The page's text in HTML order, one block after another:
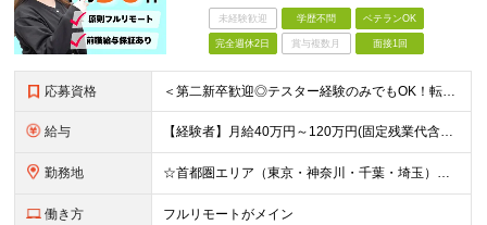
未経験歓迎 学歴不問 ベテランOK
完全週休2日 賞与複数月 面接1回
応募資格 ＜第二新卒歓迎◎テスター経験のみでもOK！転職回数不問＞ ■学歴不問 ■ブランクOK ■エンジニアとしての実務経験が1年以上ある方 └開発、インフラ、工程、言語は一切不問！ ※未経験も若干名募集して
給与 【経験者】月給40万円～120万円(固定残業代含む)+各種手当 ★前職給与の総収入額を100％保証｜還元率84％〜100％ ★20代の平均年収570万円 ※月給には、みなし残業手当(月30時間／5万
勤務地 ☆首都圏エリア（東京・神奈川・千葉・埼玉）・名古屋・大阪・福岡を中心とした全国各地のプロジェクト先に参画いただきます。 ※希望をヒアリングした上で決定します ☆全国各地からフルリモートOK 【本社】
働き方 フルリモートがメイン